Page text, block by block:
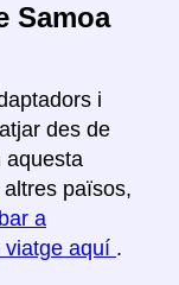
Samoa
i
des de
aquesta
països,
a
aquí .